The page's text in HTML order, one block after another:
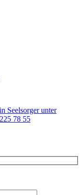
Seelsorger unter
78 55